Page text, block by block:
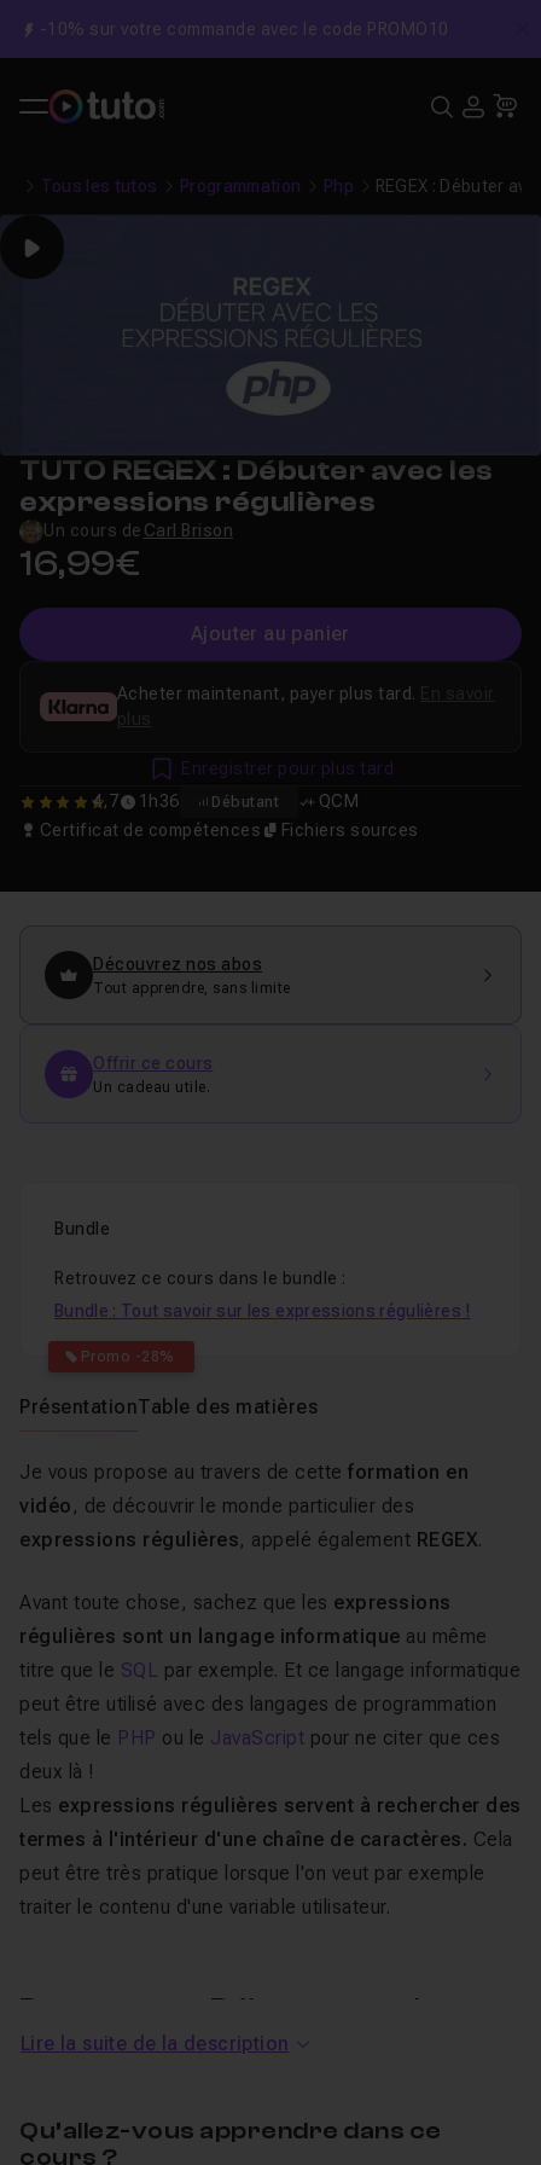
-10% sur votre commande avec le code PROMO10
Tous les tutos Programmation Php REGEX : Débuter
Play
TUTO REGEX : Débuter avec les
expressions régulières
Un cours de Carl Brison
16,99€
Ajouter au panier
4.6666666666667
4,7 1h36 Débutant
QCM
Certificat de compétences
Fichiers sources
Acheter maintenant, payer plus tard.
plus
Enregistrer pour plus tard
Découvrez nos abos
Tout apprendre, sans limite
Offrir ce cours
Un cadeau utile.
Bundle
Retrouvez ce cours dans le bundle :
Promo -28%
Bundle : Tout savoir sur les expressions régulières !
PrésentationTable des matières
Je vous propose au travers de cette formation en
vidéo , de découvrir le monde particulier des
expressions régulières, appelé également REGEX.
Avant toute chose, sachez que les expressions
régulières sont un langage informatique au même
titre que le SQL par exemple. Et ce langage informatique
peut être utilisé avec des langages de programmation
tels que le PHP ou le JavaScript pour ne citer que ces
deux là !
Les expressions régulières servent à rechercher des
termes à l'intérieur d'une chaîne de caractères. Cela
peut être très pratique lorsque l'on veut par exemple
traiter le contenu d'une variable utilisateur.
Dans ce tuto Débuter avec les
expressions régulières
Dans ce tuto dédié aux expressions régulières
vais vous apprendre les
Lire la suite de la description
Qu’allez-vous apprendre dans ce
cours ?